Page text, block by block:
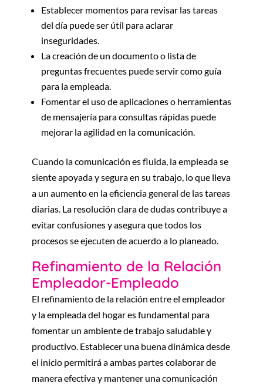
Establecer momentos para revisar las tareas
del día puede ser útil para aclarar
inseguridades.
La creación de un documento o lista de
preguntas frecuentes puede servir como guía
para la empleada.
Fomentar el uso de aplicaciones o herramientas
de mensajería para consultas rápidas puede
mejorar la agilidad en la comunicación.
Cuando la comunicación es fluida, la empleada se
siente apoyada y segura en su trabajo, lo que lleva
a un aumento en la eficiencia general de las tareas
diarias. La resolución clara de dudas contribuye a
evitar confusiones y asegura que todos los
procesos se ejecuten de acuerdo a lo planeado.
Refinamiento de la Relación
Empleador-Empleado
El refinamiento de la relación entre el empleador
y la empleada del hogar es fundamental para
fomentar un ambiente de trabajo saludable y
productivo. Establecer una buena dinámica desde
el inicio permitirá a ambas partes colaborar de
manera efectiva y mantener una comunicación